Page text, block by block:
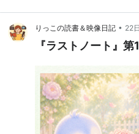
りっこの読書＆映像日記 • 22
『ラストノート』